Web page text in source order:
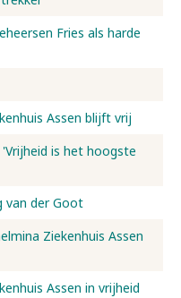
Fries als harde
Assen blijft vrij
is het hoogste
van der Goot
Ziekenhuis Assen
Assen in vrijheid